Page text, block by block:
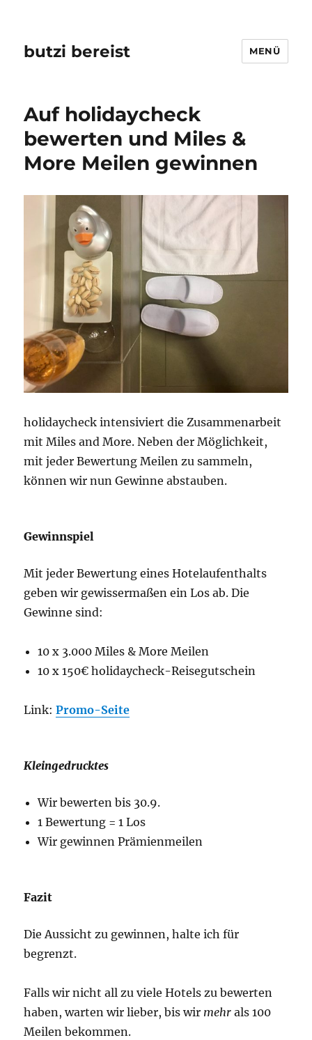
butzi bereist MENÜ
Auf holidaycheck
bewerten und Miles &
More Meilen gewinnen
holidaycheck intensiviert die Zusammenarbeit
mit Miles and More. Neben der Möglichkeit,
mit jeder Bewertung Meilen zu sammeln,
können wir nun Gewinne abstauben.
Gewinnspiel
Mit jeder Bewertung eines Hotelaufenthalts
geben wir gewissermaßen ein Los ab. Die
Gewinne sind:
10 x 3.000 Miles & More Meilen
10 x 150€ holidaycheck-Reisegutschein
Link:Promo-Seite
Kleingedrucktes
Wir bewerten bis 30.9.
1 Bewertung = 1 Los
Wir gewinnen Prämienmeilen
Fazit
Die Aussicht zu gewinnen, halte ich für
begrenzt.
Falls wir nicht all zu viele Hotels zu bewerten
haben, warten wir lieber, bis wir mehr als 100
Meilen bekommen.